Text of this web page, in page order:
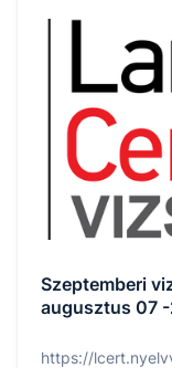
Szeptemberi
augusztus 07 -
https://